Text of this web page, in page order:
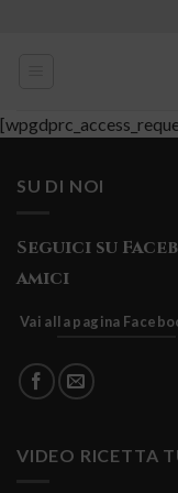
SU DI NOI
Seguici su
amici
Vai alla pagina
VIDEO RICETTA